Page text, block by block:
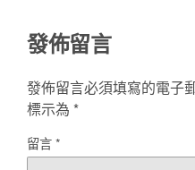
發佈留言
發佈留言必須填寫的電子
標示為 *
留言*